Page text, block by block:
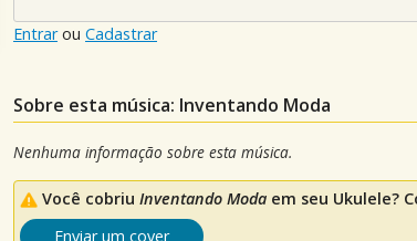
Entrarou Cadastrar
Sobre esta música: Inventando Moda
Nenhuma informação sobre esta música.
Você cobriu Inventando Moda em seu Ukulele?
Enviar um cover